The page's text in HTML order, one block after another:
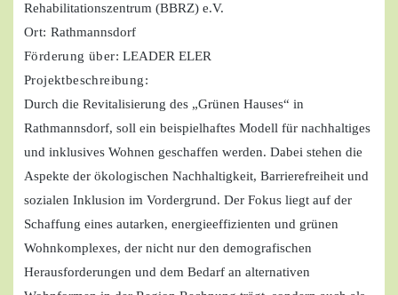
Rehabilitationszentrum (BBRZ) e.V.
Ort: Rathmannsdorf
Förderung über: LEADER ELER
Projektbeschreibung:
Durch die Revitalisierung des „Grünen Hauses“ in
Rathmannsdorf, soll ein beispielhaftes Modell für nachhaltiges
und inklusives Wohnen geschaffen werden. Dabei stehen die
Aspekte der ökologischen Nachhaltigkeit, Barrierefreiheit und
sozialen Inklusion im Vordergrund. Der Fokus liegt auf der
Schaffung eines autarken, energieeffizienten und grünen
Wohnkomplexes, der nicht nur den demografischen
Herausforderungen und dem Bedarf an alternativen